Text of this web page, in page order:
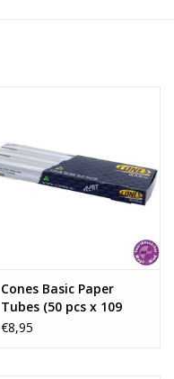
Cones Basic Paper
Tubes (50 pcs x 109
mm Box)
€8,95